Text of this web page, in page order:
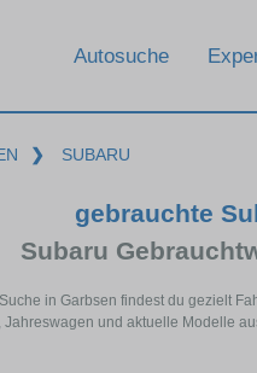
Autosuche
❯ SUBARU
gebrauchte
Subaru
in Garbsen findest du gezielt
und aktuelle Modelle